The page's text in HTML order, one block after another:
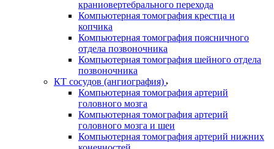
краниовертебрального перехода
Компьютерная томография крестца и
копчика
Компьютерная томография поясничного
отдела позвоночника
Компьютерная томография шейного отдела
позвоночника
КТ сосудов (ангиография)
Компьютерная томография артерий
головного мозга
Компьютерная томография артерий
головного мозга и шеи
Компьютерная томография артерий нижних